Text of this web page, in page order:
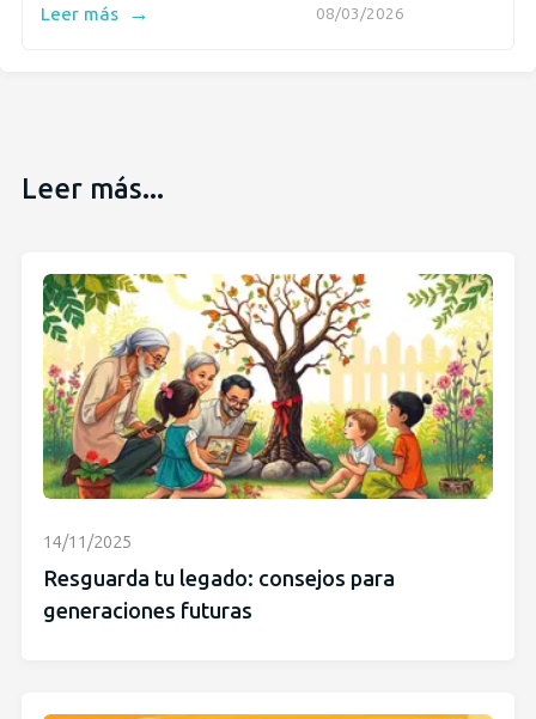
08/03/2026
Leer más →
Leer más...
14/11/2025
Resguarda tu legado: consejos para
generaciones futuras